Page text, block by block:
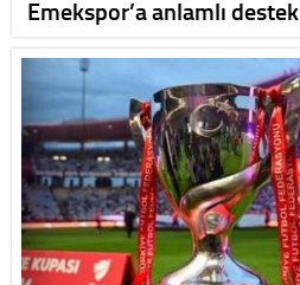
Emekspor’a anlamlı destek